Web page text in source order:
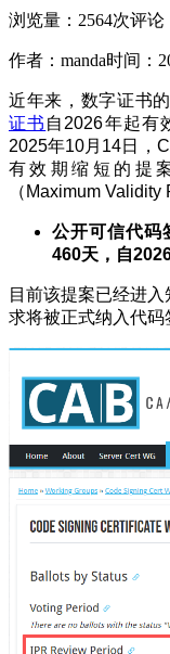
浏览量：2564次评论
作者：manda时间：
近年来，数字证书
证书 自2026年起有
2025年10月14日，
有效期缩短的提
（Maximum
公开可信代码
460天，自
目前该提案已经进
求将被正式纳入代码